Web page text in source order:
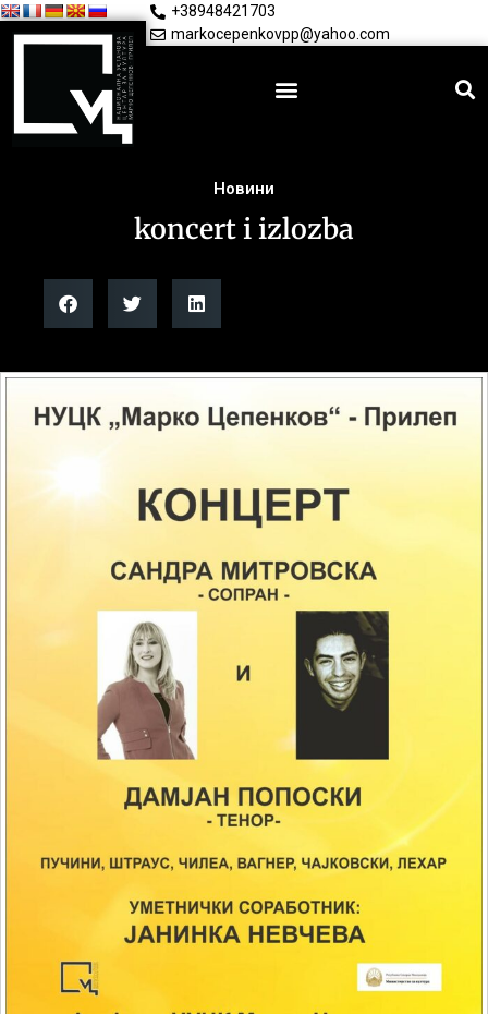
+38948421703
markocepenkovpp@yahoo.com
Новини
koncert i izlozba